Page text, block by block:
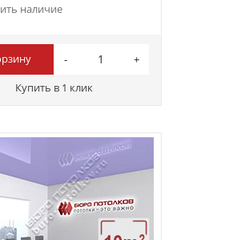
наличие
Купить в 1 клик